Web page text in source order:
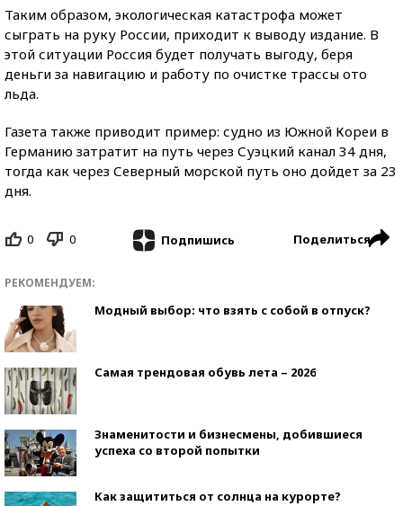
Таким образом, экологическая катастрофа может
сыграть на руку России, приходит к выводу издание. В
этой ситуации Россия будет получать выгоду, беря
деньги за навигацию и работу по очистке трассы ото
льда.
Газета также приводит пример: судно из Южной Кореи в
Германию затратит на путь через Суэцкий канал 34 дня,
тогда как через Северный морской путь оно дойдет за 23
дня.
0 0 Подпишись Поделиться
РЕКОМЕНДУЕМ:
Модный выбор: что взять с собой в отпуск?
Самая трендовая обувь лета – 2026
Знаменитости и бизнесмены, добившиеся
успеха со второй попытки
Как защититься от солнца на курорте?